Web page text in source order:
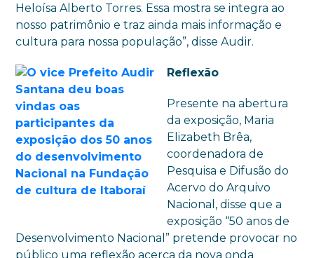
Heloísa Alberto Torres. Essa mostra se integra ao
nosso patrimônio e traz ainda mais informação e
cultura para nossa população”, disse Audir.
Reflexão
Presente na abertura
da exposição, Maria
Elizabeth Brêa,
coordenadora de
Pesquisa e Difusão do
Acervo do Arquivo
Nacional, disse que a
exposição “50 anos de
Desenvolvimento Nacional” pretende provocar no
público uma reflexão acerca da nova onda